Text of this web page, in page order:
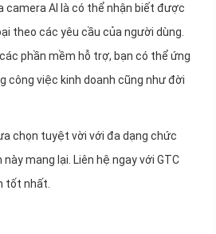
camera AI là có thể nhận biết được
theo các yêu cầu của người dùng.
phần mềm hỗ trợ, bạn có thể ứng
công việc kinh doanh cũng như đời
chọn tuyệt vời với đa dạng chức
mang lại. Liên hệ ngay với GTC
tốt nhất.